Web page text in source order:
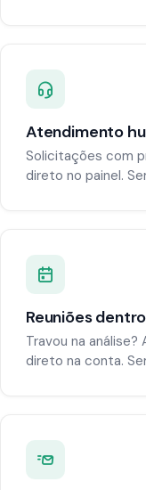
Atendimento
Solicitações com
direto no painel.
Reuniões
Travou na
direto na conta.